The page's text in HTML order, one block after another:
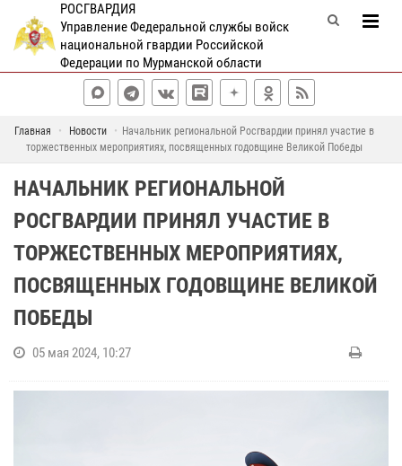
РОСГВАРДИЯ
Управление Федеральной службы войск
национальной гвардии Российской
Федерации по Мурманской области
Главная Новости
Начальник региональной Росгвардии принял участие в
торжественных мероприятиях, посвященных годовщине Великой Победы
НАЧАЛЬНИК РЕГИОНАЛЬНОЙ
РОСГВАРДИИ ПРИНЯЛ УЧАСТИЕ В
ТОРЖЕСТВЕННЫХ МЕРОПРИЯТИЯХ,
ПОСВЯЩЕННЫХ ГОДОВЩИНЕ ВЕЛИКОЙ
ПОБЕДЫ
05 мая 2024, 10:27